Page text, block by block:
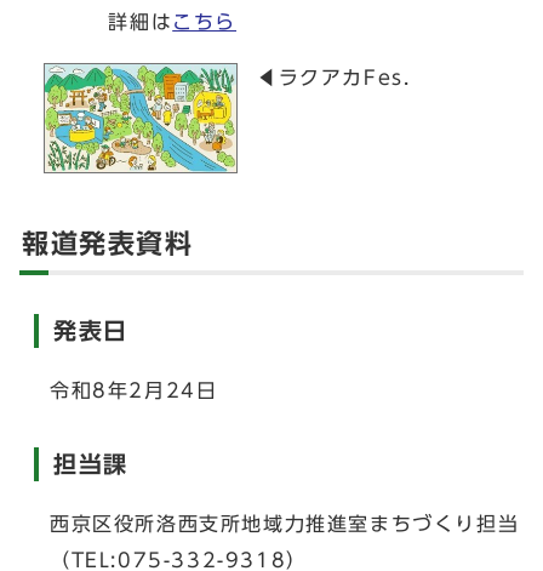
詳細は こちら
◀ラクアカFes.
報道発表資料
発表日
令和8年2月24日
担当課
西京区役所洛西支所地域力推進室まちづくり担当
（TEL:075-332-9318）